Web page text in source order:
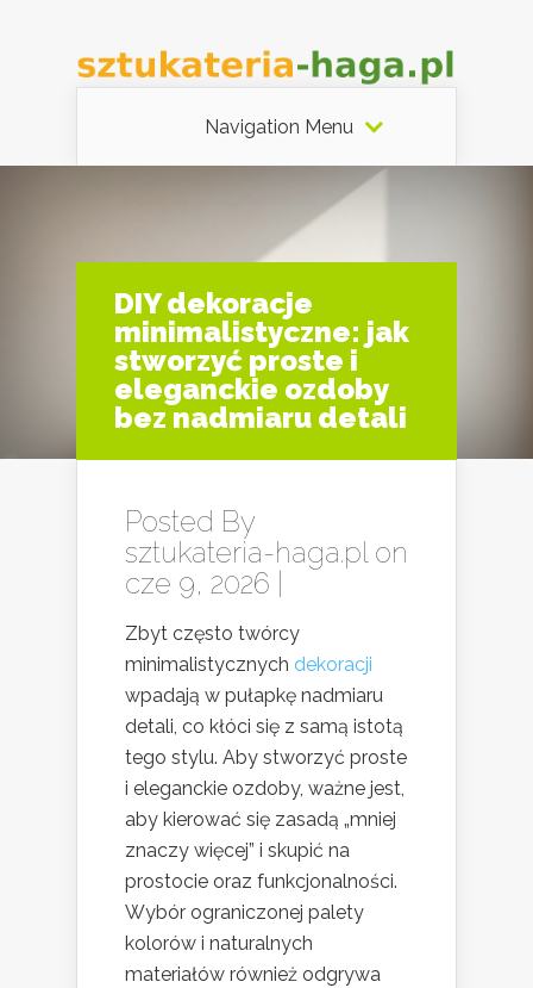
Navigation Menu
DIY dekoracje
minimalistyczne: jak
stworzyć proste i
eleganckie ozdoby
bez nadmiaru detali
Posted By
sztukateria-haga.plon
cze 9, 2026 |
Zbyt często twórcy
minimalistycznych dekoracji
wpadają w pułapkę nadmiaru
detali, co kłóci się z samą istotą
tego stylu. Aby stworzyć proste
i eleganckie ozdoby, ważne jest,
aby kierować się zasadą „mniej
znaczy więcej” i skupić na
prostocie oraz funkcjonalności.
Wybór ograniczonej palety
kolorów i naturalnych
materiałów również odgrywa